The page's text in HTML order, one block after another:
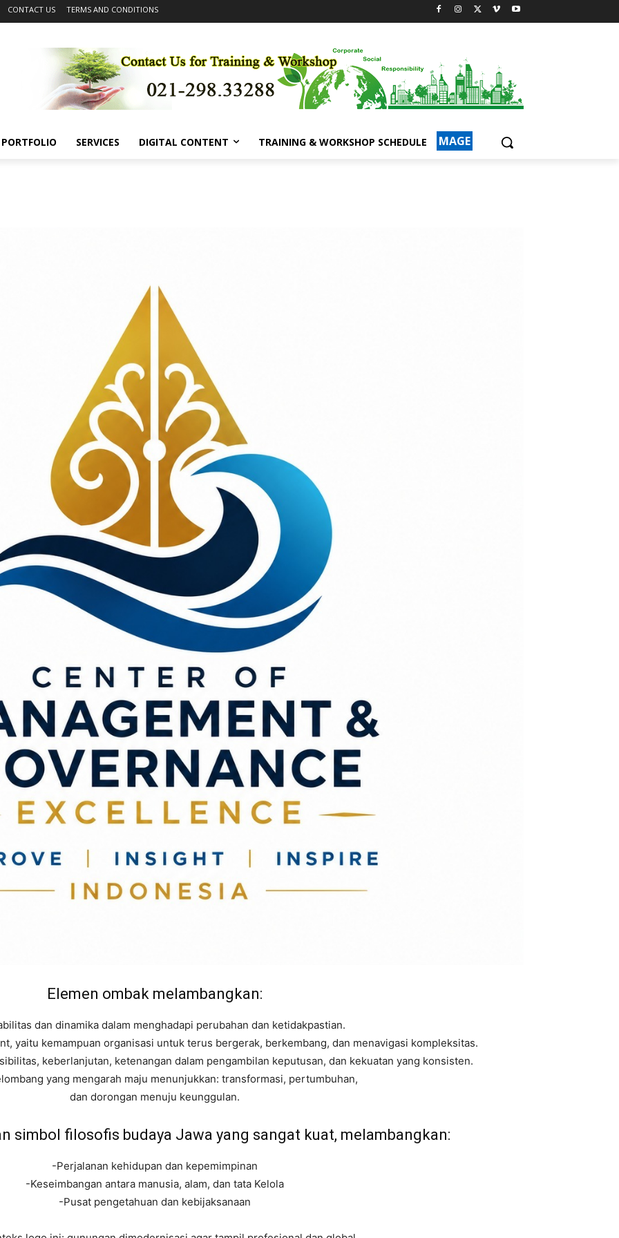
CONTACT US TERMS AND CONDITIONS
PORTFOLIO SERVICES DIGITAL CONTENT TRAINING & WORKSHOP SCHEDULE MAGE
Elemen ombak melambangkan:
dan dinamika dalam menghadapi perubahan dan ketidakpastian.
yaitu kemampuan organisasi untuk terus bergerak, berkembang, dan menavigasi kompleksitas.
keberlanjutan, ketenangan dalam pengambilan keputusan, dan kekuatan yang konsisten.
yang mengarah maju menunjukkan: transformasi, pertumbuhan,
dan dorongan menuju keunggulan.
simbol filosofis budaya Jawa yang sangat kuat, melambangkan:
-Perjalanan kehidupan dan kepemimpinan
-Keseimbangan antara manusia, alam, dan tata Kelola
-Pusat pengetahuan dan kebijaksanaan